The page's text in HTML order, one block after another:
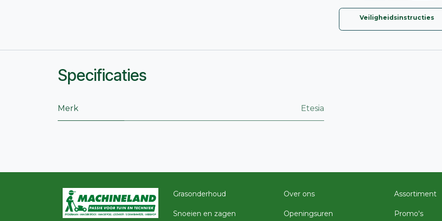
Veiligheidsinstructies
Specificaties
Merk Etesia
Grasonderhoud
Snoeien en zagen
Over ons
Openingsuren
Assortiment
Promo's